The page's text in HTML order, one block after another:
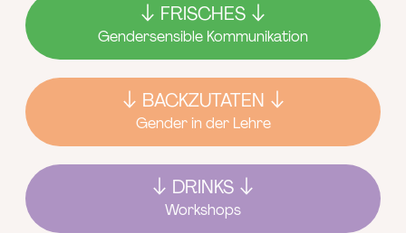
FRISCHES
Gendersensible Kommunikation
BACKZUTATEN
Gender in der Lehre
DRINKS
Workshops